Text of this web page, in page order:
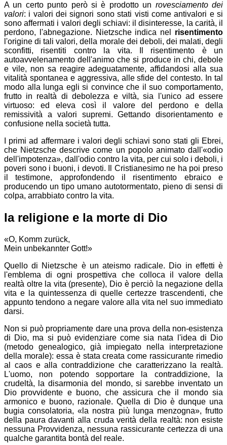
A un certo punto però si è prodotto un rovesciamento dei
valori: i valori dei signori sono stati visti come antivalori e si
sono affermati i valori degli schiavi: il disinteresse, la carità, il
perdono, l'abnegazione. Nietzsche indica nel risentimento
l'origine di tali valori, della morale dei deboli, dei malati, degli
sconfitti, risentiti contro la vita. Il risentimento è un
autoavvelenamento dell'animo che si produce in chi, debole
e vile, non sa reagire adeguatamente, affidandosi alla sua
vitalità spontanea e aggressiva, alle sfide del contesto. In tal
modo alla lunga egli si convince che il suo comportamento,
frutto in realtà di debolezza e viltà, sia l'unico ad essere
virtuoso: ed eleva così il valore del perdono e della
remissività a valori supremi. Gettando disorientamento e
confusione nella società tutta.
I primi ad affermare i valori degli schiavi sono stati gli Ebrei,
che Nietzsche descrive come un popolo animato dall' odio
dell'impotenza
, dall'odio contro la vita, per cui solo i deboli, i
poveri sono i buoni, i devoti. Il Cristianesimo ne ha poi preso
il testimone, approfondendo il risentimento ebraico e
producendo un tipo umano autotormentato, pieno di sensi di
colpa, arrabbiato contro la vita.
la religione e la morte di Dio
«O, Komm zurück,
Mein unbekannter Gott!»
Quello di Nietzsche è un ateismo radicale. Dio in effetti è
l'emblema di ogni prospettiva che colloca il valore della
realtà oltre la vita (presente), Dio è perciò la negazione della
vita e la quintessenza di quelle certezze trascendenti, che
appunto tendono a negare valore alla vita nel suo immediato
darsi.
Non si può propriamente dare una prova della non-esistenza
di Dio, ma si può evidenziare come sia nata l'idea di Dio
(metodo genealogico, già impiegato nella interpretazione
della morale): essa è stata creata come rassicurante rimedio
al caos e alla contraddizione che caratterizzano la realtà.
L'uomo, non potendo sopportare la contraddizione, la
crudeltà, la disarmonia del mondo, si sarebbe inventato un
Dio provvidente e buono, che assicura che il mondo sia
armonico e buono, razionale. Quella di Dio è dunque una
bugia consolatoria,
la nostra più lunga menzogna , frutto
della paura davanti alla cruda verità della realtà: non esiste
nessuna Provvidenza, nessuna rassicurante certezza di una
qualche garantita bontà del reale.